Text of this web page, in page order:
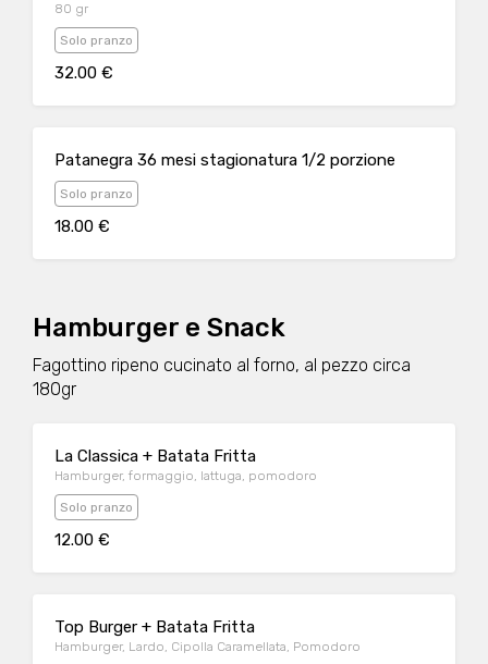
80 gr
Solo pranzo
32.00 €
Patanegra 36 mesi stagionatura 1/2 porzione
Solo pranzo
18.00 €
Hamburger e Snack
Fagottino ripeno cucinato al forno, al pezzo circa
180gr
La Classica + Batata Fritta
Hamburger, formaggio, lattuga, pomodoro
Solo pranzo
12.00 €
Top Burger + Batata Fritta
Hamburger, Lardo, Cipolla Caramellata, Pomodoro